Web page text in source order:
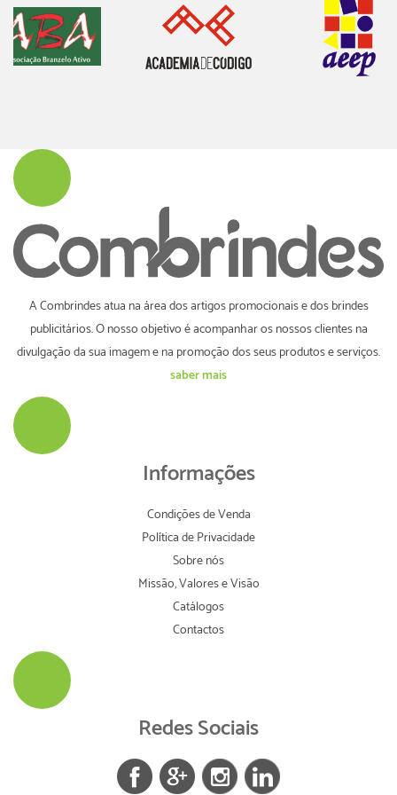
A Combrindes atua na área dos artigos promocionais e dos brindes
publicitários. O nosso objetivo é acompanhar os nossos clientes na
divulgação da sua imagem e na promoção dos seus produtos e serviços.
saber mais
Informações
Condições de Venda
Política de Privacidade
Sobre nós
Missão, Valores e Visão
Catálogos
Contactos
Redes Sociais